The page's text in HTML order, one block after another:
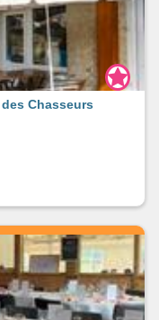
Chasseurs